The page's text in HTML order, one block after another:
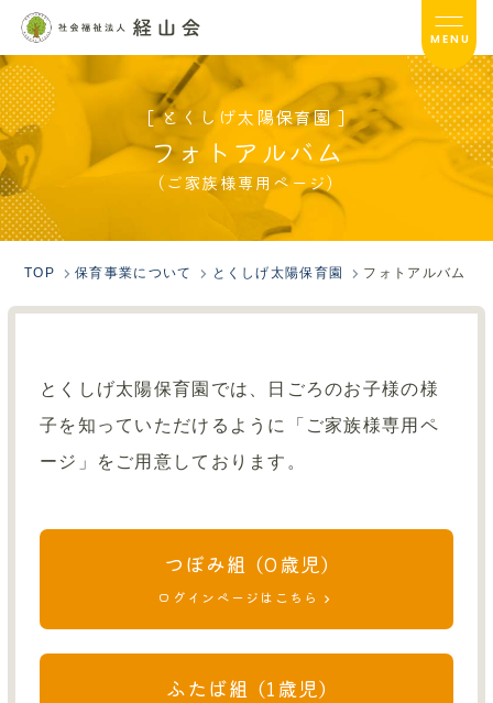
とくしげ太陽保育園TOP
入園のご案内
フォトアルバム
採用情報TOP
MENU
[ とくしげ太陽保育園 ]
フォトアルバム
(ご家族様専用ページ)
TOP 保育事業について とくしげ太陽保育園 フォトアルバム
とくしげ太陽保育園では、
日ごろのお子様の様
子を知っていただけるように「ご家族様専用ペ
ージ」をご用意しております。
つぼみ組 (0歳児)
ログインページはこちら
ふたば組 (1歳児)